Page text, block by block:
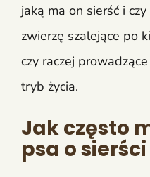
jaką ma on sierść i
zwierzę szalejące po
czy raczej
tryb życia.
Jak często
psa o